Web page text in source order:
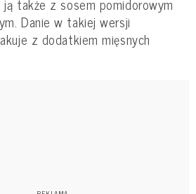
także z sosem pomidorowym
Danie w takiej wersji
z dodatkiem mięsnych